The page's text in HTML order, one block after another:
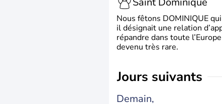
Nous fêtons DOMINIQUE
il désignait une relation
répandre dans toute
devenu très rare.
jours suivants
Demain,